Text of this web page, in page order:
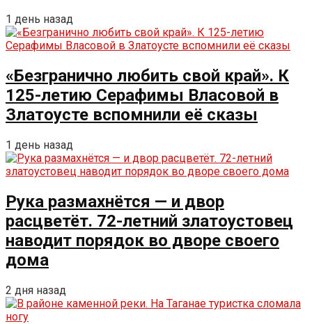
1 день назад
«Безгранично любить свой край». К
125-летию Серафимы Власовой в
Златоусте вспомнили её сказы
1 день назад
Рука размахнётся — и двор
расцветёт. 72-летний златоустовец
наводит порядок во дворе своего
дома
2 дня назад